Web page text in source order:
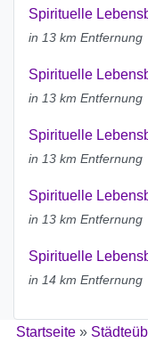
Spirituelle
in 13 km Entfernung
Spirituelle
in 13 km Entfernung
Spirituelle
in 13 km Entfernung
Spirituelle
in 13 km Entfernung
Spirituelle
in 14 km Entfernung
Startseite »